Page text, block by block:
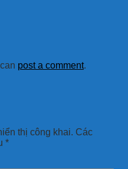
post a comment.
thị công khai. Các
*